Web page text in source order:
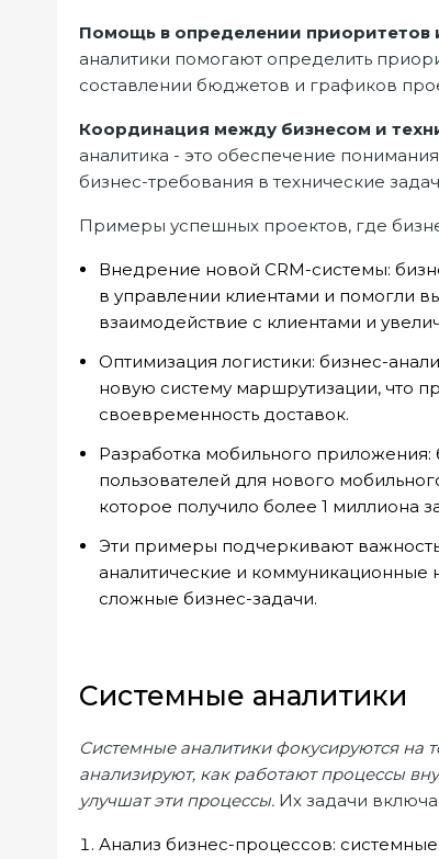
Помощь в определении приоритетов
аналитики помогают определить
составлении бюджетов и графиков
Координация между бизнесом и
аналитика - это обеспечение
бизнес-требования в технические
Примеры успешных проектов, где
Внедрение новой CRM-системы:
в управлении клиентами и помогли
взаимодействие с клиентами и
Оптимизация логистики: бизнес-
новую систему маршрутизации, что
своевременность доставок.
Разработка мобильного
пользователей для нового
которое получило более 1 миллиона
Эти примеры подчеркивают
аналитические и коммуникационные
сложные бизнес-задачи.
Системные аналитики
Системные аналитики фокусируются на
анализируют, как работают процессы
улучшат эти процессы. Их задачи
Анализ бизнес-процессов: